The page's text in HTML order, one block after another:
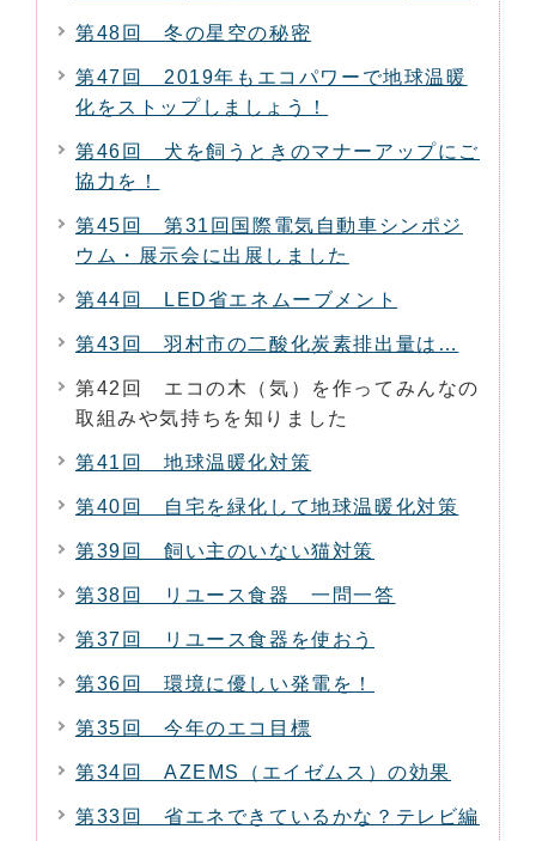
第48回 冬の星空の秘密
第47回 2019年もエコパワーで地球温暖
化をストップしましょう！
第46回 犬を飼うときのマナーアップにご
協力を！
第45回 第31回国際電気自動車シンポジ
ウム・展示会に出展しました
第44回 LED省エネムーブメント
第43回 羽村市の二酸化炭素排出量は…
第42回 エコの木（気）を作ってみんなの
取組みや気持ちを知りました
第41回 地球温暖化対策
第40回 自宅を緑化して地球温暖化対策
第39回 飼い主のいない猫対策
第38回 リユース食器 一問一答
第37回 リユース食器を使おう
第36回 環境に優しい発電を！
第35回 今年のエコ目標
第34回 AZEMS（エイゼムス）の効果
第33回 省エネできているかな？テレビ編